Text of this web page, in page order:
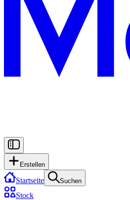
Erstellen
Startseite Suchen
Stock